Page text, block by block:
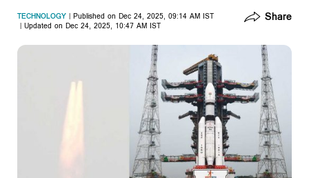
TECHNOLOGY
Published on Dec 24, 2025, 09:14 AM IST
Updated on Dec 24, 2025, 10:47 AM IST
Share